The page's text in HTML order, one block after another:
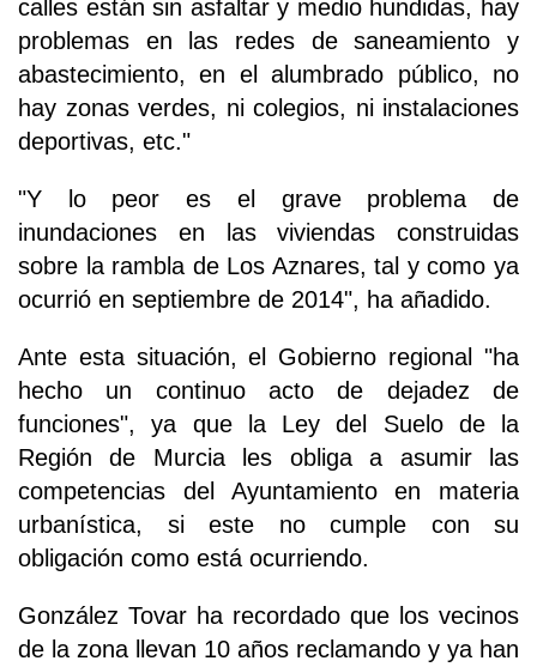
calles están sin asfaltar y medio hundidas, hay
problemas en las redes de saneamiento y
abastecimiento, en el alumbrado público, no
hay zonas verdes, ni colegios, ni instalaciones
deportivas, etc."
"Y lo peor es el grave problema de
inundaciones en las viviendas construidas
sobre la rambla de Los Aznares, tal y como ya
ocurrió en septiembre de 2014", ha añadido.
Ante esta situación, el Gobierno regional "ha
hecho un continuo acto de dejadez de
funciones", ya que la Ley del Suelo de la
Región de Murcia les obliga a asumir las
competencias del Ayuntamiento en materia
urbanística, si este no cumple con su
obligación como está ocurriendo.
González Tovar ha recordado que los vecinos
de la zona llevan 10 años reclamando y ya han